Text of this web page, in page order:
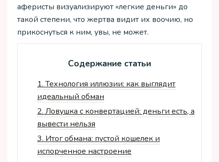
аферисты визуализируют «легкие деньги» до
такой степени, что жертва видит их воочию, но
прикоснуться к ним, увы, не может.
Содержание статьи
1.Технология иллюзии: как выглядит
идеальный обман
2. Ловушка с конвертацией: деньги есть, а
вывести нельзя
3. Итог обмана: пустой кошелек и
испорченное настроение